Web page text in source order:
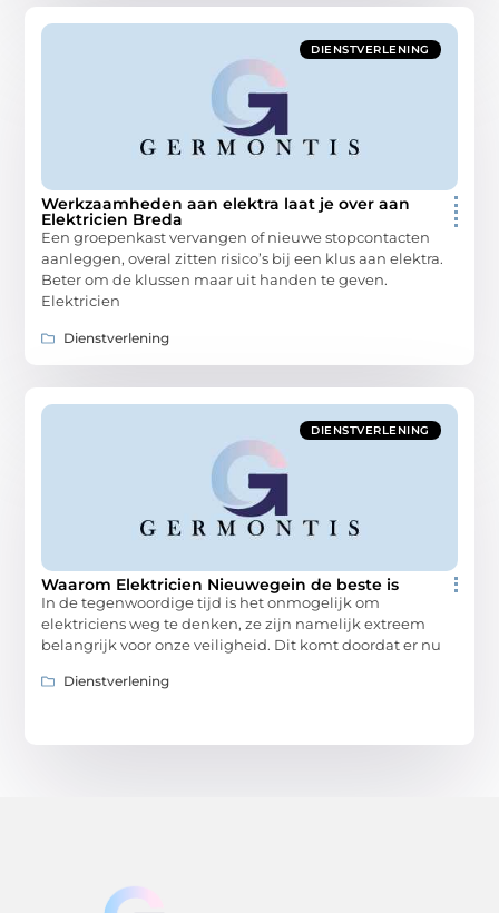
DIENSTVERLENING
Werkzaamheden aan elektra laat je over aan
Elektricien Breda
Een groepenkast vervangen of nieuwe stopcontacten
aanleggen, overal zitten risico’s bij een klus aan elektra.
Beter om de klussen maar uit handen te geven.
Elektricien
Dienstverlening
DIENSTVERLENING
Waarom Elektricien Nieuwegein de beste is
In de tegenwoordige tijd is het onmogelijk om
elektriciens weg te denken, ze zijn namelijk extreem
belangrijk voor onze veiligheid. Dit komt doordat er nu
Dienstverlening